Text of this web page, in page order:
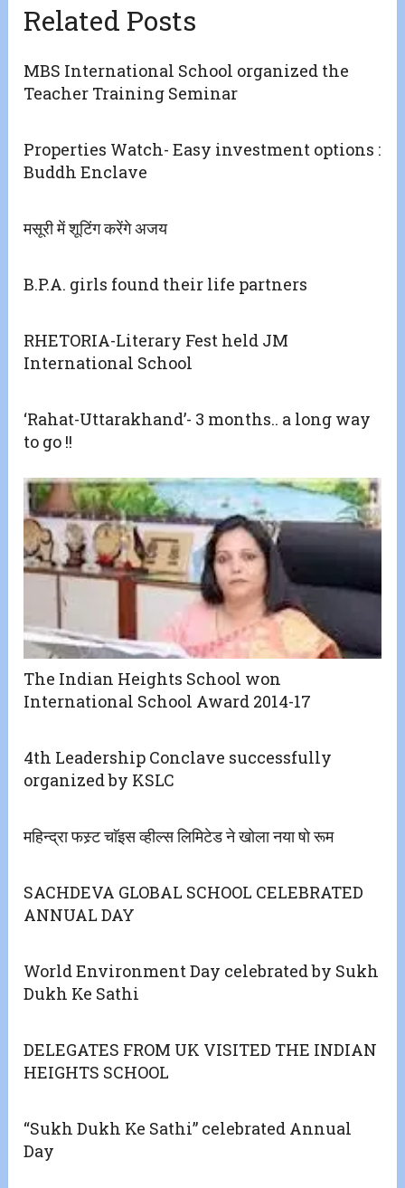
Related Posts
MBS International School organized the
Teacher Training Seminar
Properties Watch- Easy investment options :
Buddh Enclave
मसूरी में शूटिंग करेंगे अजय
B.P.A. girls found their life partners
RHETORIA-Literary Fest held JM
International School
‘Rahat-Uttarakhand’- 3 months.. a long way
to go !!
The Indian Heights School won
International School Award 2014-17
4th Leadership Conclave successfully
organized by KSLC
महिन्द्रा फस्र्ट चाॅइस व्हील्स लिमिटेड ने खोला नया षो रूम
SACHDEVA GLOBAL SCHOOL CELEBRATED
ANNUAL DAY
World Environment Day celebrated by Sukh
Dukh Ke Sathi
DELEGATES FROM UK VISITED THE INDIAN
HEIGHTS SCHOOL
“Sukh Dukh Ke Sathi” celebrated Annual
Day